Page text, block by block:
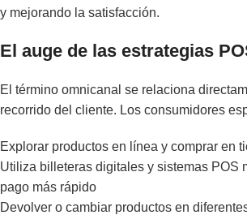
y mejorando la satisfacción.
El auge de las estrategias
El término omnicanal se relaciona
recorrido del cliente. Los consumidores
Explorar productos en línea y comprar en
Utiliza billeteras digitales y sistemas POS
pago más rápido
Devolver o cambiar productos en